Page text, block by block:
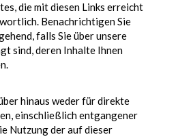
die mit diesen Links erreicht
Benachrichtigen Sie
falls Sie über unsere
sind, deren Inhalte Ihnen
hinaus weder für direkte
einschließlich entgangener
Nutzung der auf dieser